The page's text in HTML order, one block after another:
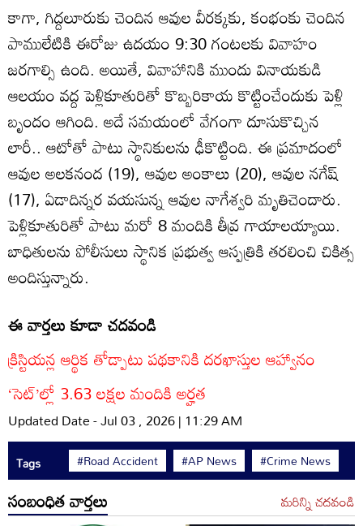
కాగా, గిద్దలూరుకు చెందిన ఆవుల వీరక్కకు, కంభంకు చెందిన
పాములేటికి ఈరోజు ఉదయం 9:30 గంటలకు వివాహం
జరగాల్సి ఉంది. అయితే, వివాహానికి ముందు వినాయకుడి
ఆలయం వద్ద పెళ్లికూతురితో కొబ్బరికాయ కొట్టించేందుకు పెళ్లి
బృందం ఆగింది. అదే సమయంలో వేగంగా దూసుకొచ్చిన
లారీ.. ఆటోతో పాటు స్థానికులను ఢీకొట్టింది. ఈ ప్రమాదంలో
ఆవుల అలకనంద (19), ఆవుల అంకాలు (20), ఆవుల నగేష్
(17), ఏడాదిన్నర వయసున్న ఆవుల నాగేశ్వరి మృతిచెందారు.
పెళ్లికూతురితో పాటు మరో 8 మందికి తీవ్ర గాయాలయ్యాయి.
బాధితులను పోలీసులు స్థానిక ప్రభుత్వ ఆస్పత్రికి తరలించి చికిత్స
అందిస్తున్నారు.
ఈ వార్తలు కూడా చదవండి
క్రిస్టియన్ల ఆర్థిక తోడ్పాటు పథకానికి దరఖాస్తుల ఆహ్వానం
‘సెట్‌’ల్లో 3.63 లక్షల మందికి అర్హత
Updated Date - Jul 03 , 2026 | 11:29 AM
Tags #Road Accident #AP News #Crime News
సంబంధిత వార్తలు మరిన్ని చదవండి